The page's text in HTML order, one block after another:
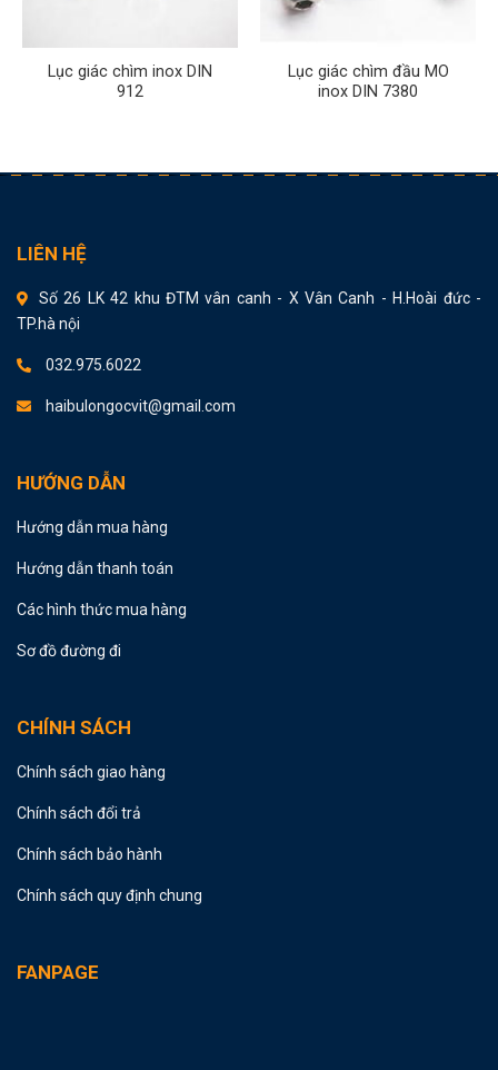
Lục giác chìm inox DIN
912
Lục giác chìm đầu MO
inox DIN 7380
LIÊN HỆ
Số 26 LK 42 khu ĐTM vân canh - X Vân Canh - H.Hoài đức -
TP.hà nội
032.975.6022
haibulongocvit@gmail.com
HƯỚNG DẪN
Hướng dẫn mua hàng
Hướng dẫn thanh toán
Các hình thức mua hàng
Sơ đồ đường đi
CHÍNH SÁCH
Chính sách giao hàng
Chính sách đổi trả
Chính sách bảo hành
Chính sách quy định chung
FANPAGE